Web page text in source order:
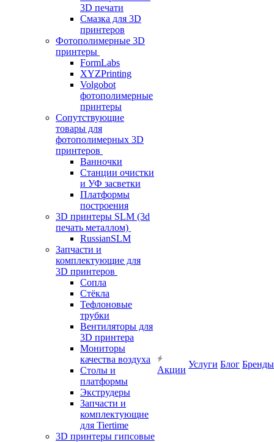
3D печати
Смазка для 3D
принтеров
Фотополимерные 3D
принтеры
FormLabs
XYZPrinting
Volgobot
фотополимерные
принтеры
Сопутствующие
товары для
фотополимерных 3D
принтеров
Ванночки
Станции очистки
и УФ засветки
Платформы
построения
3D принтеры SLM (3d
печать металлом)
RussianSLM
Запчасти и
комплектующие для
3D принтеров
Сопла
Cтёкла
Тефлоновые
трубки
Вентиляторы для
3D принтера
Мониторы
качества воздуха
Столы и
платформы
Экструдеры
Запчасти и
комплектующие
для Tiertime
3D принтеры гипсовые
Акции
Услуги Блог Бренды